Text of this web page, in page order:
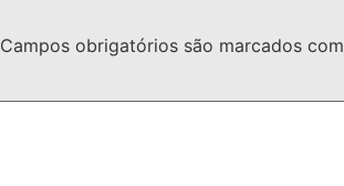
Campos obrigatórios são marcados com